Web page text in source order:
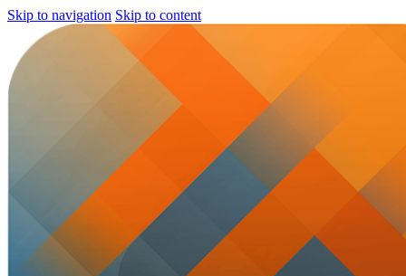
Skip to navigation Skip to content